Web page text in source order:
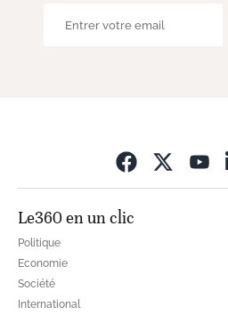
Le360 en un clic
Politique
Economie
Société
International